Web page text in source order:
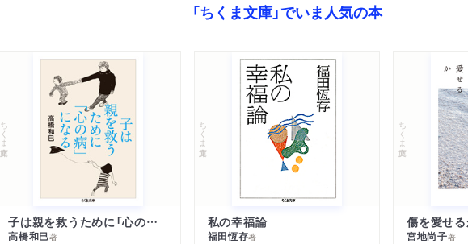
「ちくま文庫」でいま人気の本
ちくま文庫
子は親を救うために「心の病」になる
高橋和巳著
ちくま文庫
私の幸福論
福田恆存著
ちくま文庫
傷を愛せ
宮地尚子著